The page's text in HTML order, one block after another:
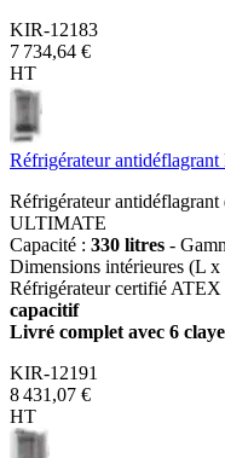
KIR-12183
7 734,64 €
HT
Réfrigérateur
Réfrigérateur
ULTIMATE
Capacité : 330 litres -
Dimensions intérieures (L
Réfrigérateur certifié
capacitif
Livré complet avec 6
KIR-12191
8 431,07 €
HT